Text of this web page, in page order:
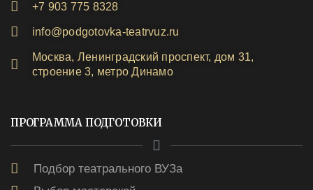
+7 903 775 8328
info@podgotovka-teatrvuz.ru
Москва, Ленинградский проспект, дом 31,
строение 3, метро Динамо
ПРОГРАММА ПОДГОТОВКИ
Подбор театрального ВУЗа